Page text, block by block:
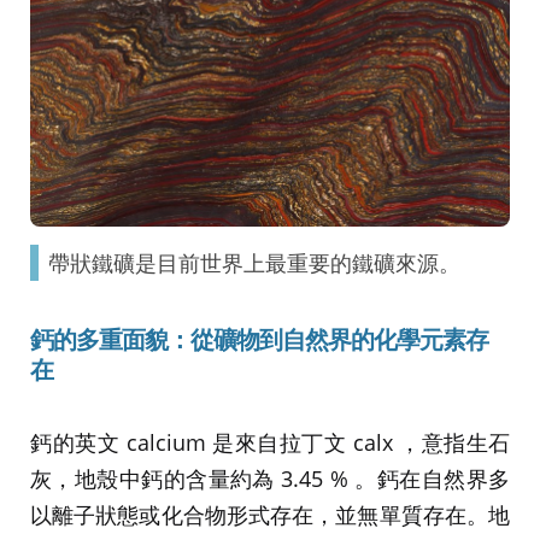
帶狀鐵礦是目前世界上最重要的鐵礦來源。
鈣的多重面貌：從礦物到自然界的化學元素存
在
鈣的英文 calcium 是來自拉丁文 calx ，意指生石
灰，地殼中鈣的含量約為 3.45 % 。鈣在自然界多
以離子狀態或化合物形式存在，並無單質存在。地